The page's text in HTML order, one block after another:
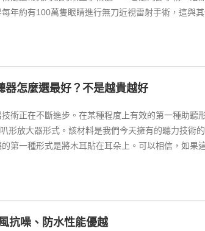
年約有100萬隻眼睛進行無刀近視雷射手術，這與其
器怎麼選最好？不是越貴越好
術正在不斷進步。在某種程度上有效的第一種助聽
形放大器形式。該材料是我們今天擁有的聽力技術
第一種形式是將木耳貼在耳朵上。可以相信，如果
抗噪、防水性能優越